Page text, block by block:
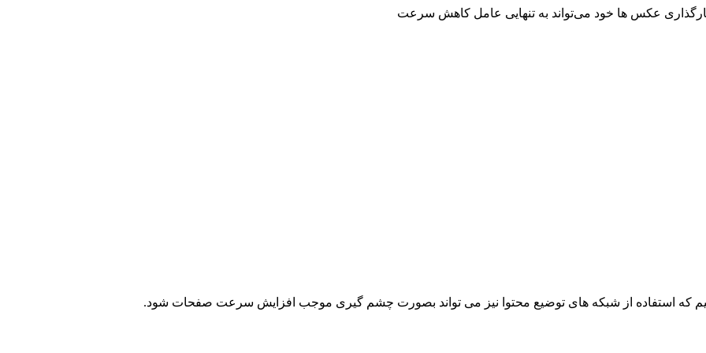
عکس ها خود می‌تواند به تنهایی عامل کاهش سرعت
که استفاده از شبکه های توضیع محتوا نیز می تواند بصورت چشم گیری موجب افزایش سرعت صفحات شود.